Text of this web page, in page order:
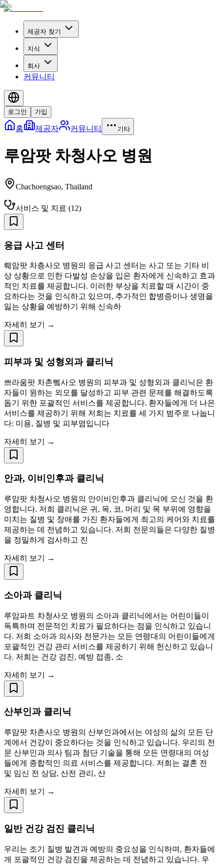
제공자 찾기
지식
회사
커뮤니티
로그인 가입
홈 제공자 커뮤니티 기타
루암팟 차청사오 병원
Chachoengsao, Thailand
서비스 및 치료 (12)
응급 사고 센터
뤠암팟 차층사오 병원의 응급 사고 센터는 사고 또는 기타 비
상 상황으로 인한 다발성 손상을 입은 환자에게 신속하고 효과
적인 치료를 제공합니다. 이러한 부상을 치료할 때 시간이 중
요하다는 것을 인식하고 있으며, 추가적인 합병증이나 생명을
잃는 상황을 예방하기 위해 신속하
자세히 보기 →
피부과 및 성형외과 클리닉
쁘라움팟 차촌삨사오 병원의 피부과 및 성형외과 클리닉은 환
자들이 원하는 외모를 달성하고 피부 관련 문제를 해결하도록
돕기 위한 포괄적인 서비스를 제공합니다. 환자들에게 더 나은
서비스를 제공하기 위해 저희는 치료를 세 가지 범주로 나눕니
다: 미용, 질병 및 피부염입니다
자세히 보기 →
안과, 이비인후과 클리닉
루암팟 차청사오 병원의 안이비인후과 클리닉에 오신 것을 환
영합니다. 저희 클리닉은 귀, 목, 코, 머리 및 목 부위에 영향을
미치는 질병 및 장애를 가진 환자들에게 최고의 케어와 치료를
제공하는 데 전념하고 있습니다. 저희 전문의들은 다양한 질병
을 정밀하게 검사하고 진
자세히 보기 →
소아과 클리닉
루암파트 차청사오 병원의 소아과 클리닉에서는 어린이들이
독특하며 전문적인 치료가 필요하다는 점을 인식하고 있습니
다. 저희 소아과 의사와 전문가는 모든 연령대의 어린이들에게
포괄적인 건강 관리 서비스를 제공하기 위해 헌신하고 있습니
다. 저희는 건강 검진, 예방 접종, 소
자세히 보기 →
산부인과 클리닉
루암팟 차촌사오 병원의 산부인과에서는 여성의 삶의 모든 단
계에서 건강이 중요하다는 것을 인식하고 있습니다. 우리의 전
문 산부인과 의사 팀과 첨단 기술을 통해 모든 연령대의 여성
들에게 종합적인 의료 서비스를 제공합니다. 저희는 결혼 전
및 임신 전 상담, 산전 관리, 산
자세히 보기 →
일반 건강 검진 클리닉
우리는 조기 질병 발견과 예방의 중요성을 인식하며, 환자들에
게 포괄적인 건강 검진을 제공하는 데 전념하고 있습니다. 우